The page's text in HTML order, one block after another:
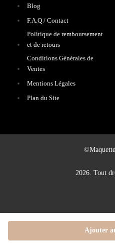
Ajouter
Blog
F.A.Q / Contact
Politique de remboursement
et de retours
Conditions Générales de
Ventes
Mentions Légales
Plan du Site
2026. Tout